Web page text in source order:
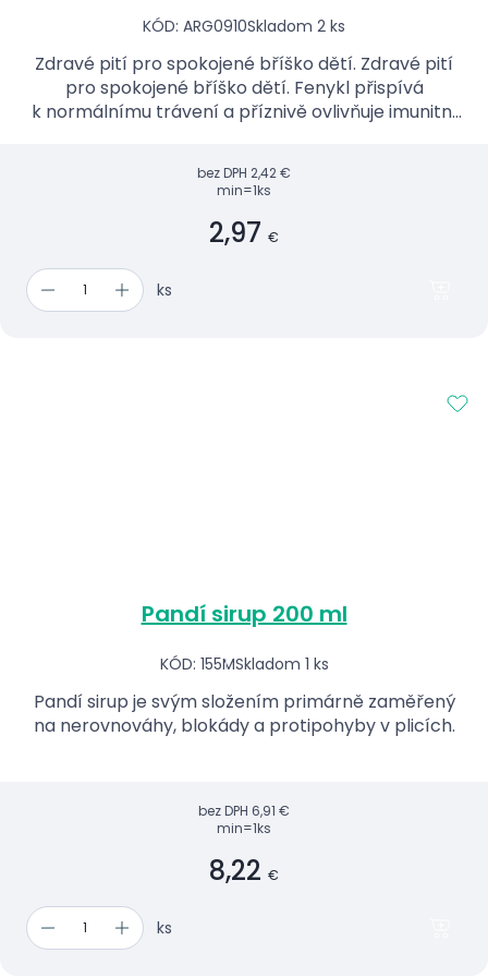
KÓD: ARG0910Skladom 2 ks
Zdravé pití pro spokojené bříško dětí. Zdravé pití
pro spokojené bříško dětí. Fenykl přispívá
k normálnímu trávení a příznivě ovlivňuje imunitní
bez DPH 2,42 €
min=1ks
2,97 €
ks
Pandí sirup 200 ml
KÓD: 155MSkladom 1 ks
Pandí sirup je svým složením primárně zaměřený
na nerovnováhy, blokády a protipohyby v plicích.
bez DPH 6,91 €
min=1ks
8,22 €
ks